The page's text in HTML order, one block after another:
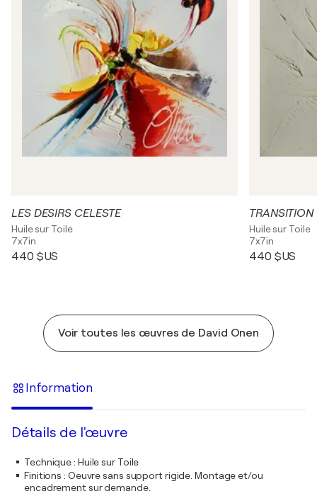
LES DESIRS CELESTE
Huile sur Toile
7x7in
440 $US
TRANSITION
Huile sur Toile
7x7in
440 $US
Voir toutes les œuvres de David Onen
Information
Détails de l'œuvre
Technique: Huile sur Toile
Finitions : Oeuvre sans support rigide. Montage et/ou
encadrement sur demande.